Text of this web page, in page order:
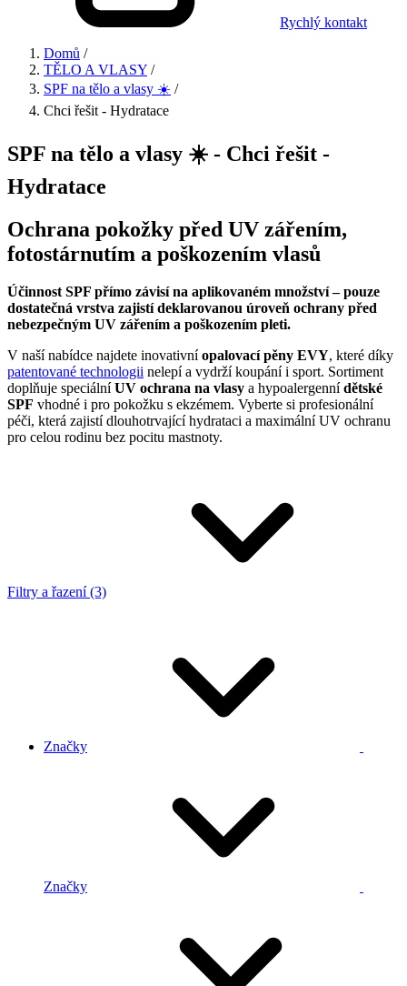
Rychlý kontakt
Domů /
TĚLO A VLASY /
SPF na tělo a vlasy ☀️ /
Chci řešit - Hydratace
SPF na tělo a vlasy ☀️ - Chci řešit -
Hydratace
Ochrana pokožky před UV zářením,
fotostárnutím a poškozením vlasů
Účinnost SPF přímo závisí na aplikovaném množství – pouze
dostatečná vrstva zajistí deklarovanou úroveň ochrany před
nebezpečným UV zářením a poškozením pleti.
V naší nabídce najdete inovativníopalovací pěny EVY, které díky
patentované technologii nelepí a vydrží koupání i sport. Sortiment
doplňuje speciálníUV ochrana na vlasy a hypoalergennídětské
SPF vhodné i pro pokožku s ekzémem. Vyberte si profesionální
péči, která zajistí dlouhotrvající hydrataci a maximální UV ochranu
pro celou rodinu bez pocitu mastnoty.
Filtry a řazení (3)
Značky
Značky